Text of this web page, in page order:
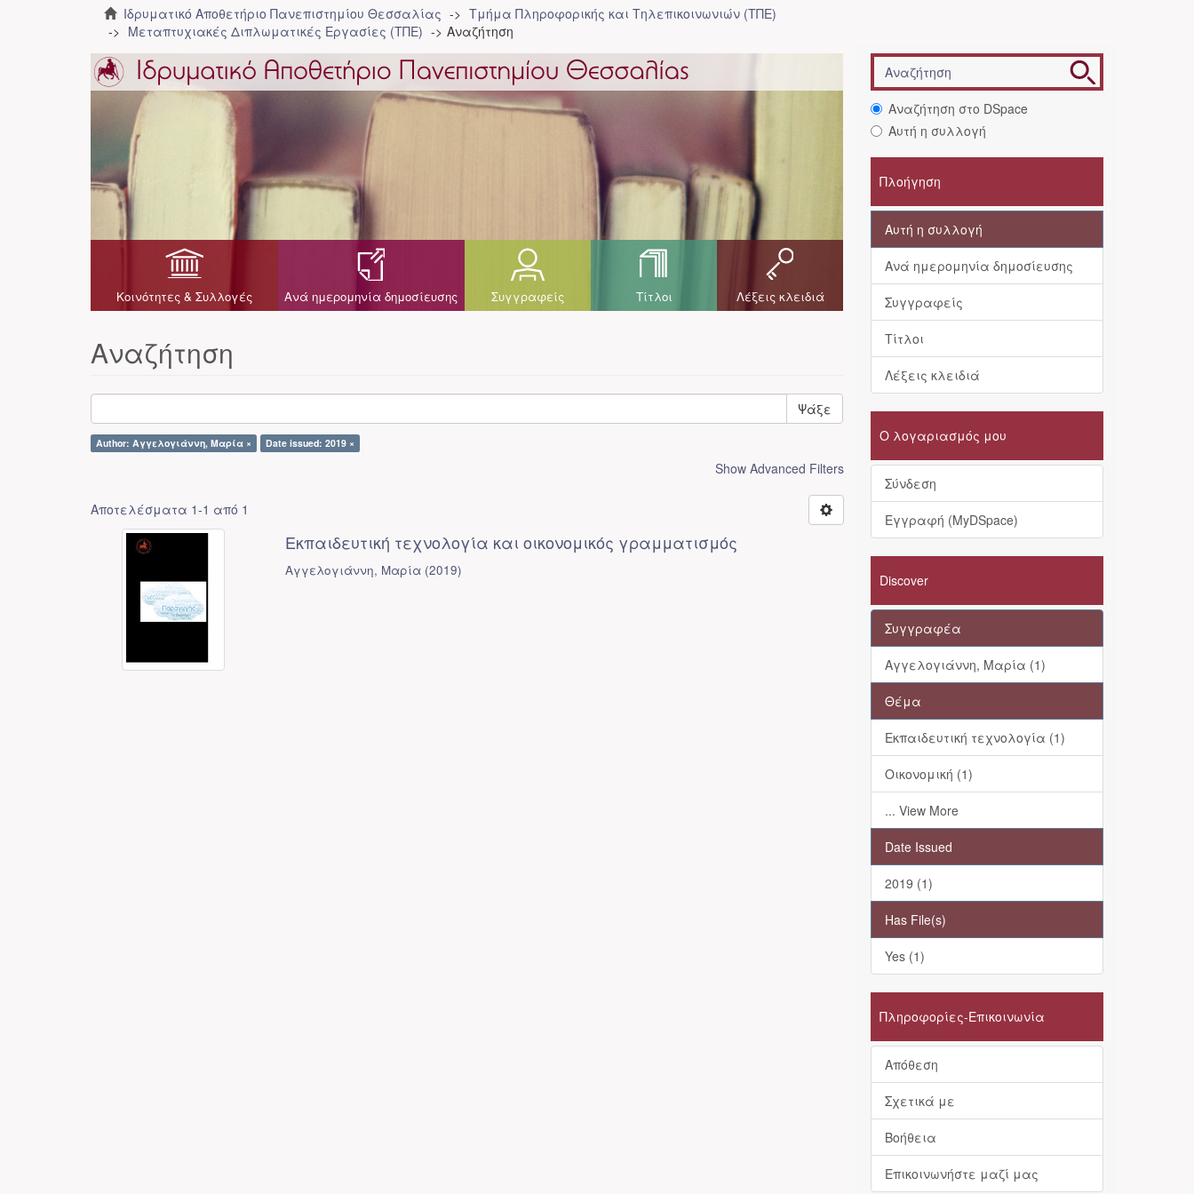
Ιδρυματικό Αποθετήριο Πανεπιστημίου Θεσσαλίας
Τμήμα Πληροφορικής και Τηλεπικοινωνιών (ΤΠΕ)
Μεταπτυχιακές Διπλωματικές Εργασίες (ΤΠΕ)
Αναζήτηση
Κοινότητες & Συλλογές Ανά ημερομηνία δημοσίευσης Συγγραφείς Τίτλοι Λέξεις κλειδιά
Αναζήτηση
Ψάξε
Author: Αγγελογιάννη, Μαρία × Date issued: 2019 ×
Show Advanced Filters
Αποτελέσματα 1-1 από 1
Εκπαιδευτική τεχνολογία και οικονομικός γραμματισμός
Αγγελογιάννη, Μαρία (2019)
Αναζήτηση στο DSpace
Αυτή η συλλογή
Πλοήγηση
Αυτή η συλλογή
Ανά ημερομηνία δημοσίευσης
Συγγραφείς
Τίτλοι
Λέξεις κλειδιά
Ο λογαριασμός μου
Σύνδεση
Εγγραφή (MyDSpace)
Discover
Συγγραφέα
Αγγελογιάννη, Μαρία (1)
Θέμα
Εκπαιδευτική τεχνολογία (1)
Οικονομική (1)
... View More
Date Issued
2019 (1)
Has File(s)
Yes (1)
Πληροφορίες-Επικοινωνία
Απόθεση
Σχετικά με
Βοήθεια
Επικοινωνήστε μαζί μας